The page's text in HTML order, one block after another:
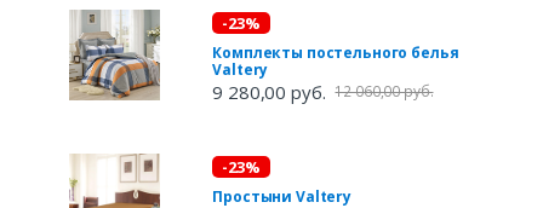
-23%
Комплекты постельного белья
Valtery
9 280,00 руб. 12 060,00 руб.
-23%
Простыни Valtery